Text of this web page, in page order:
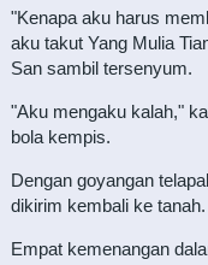
"Kenapa aku harus
aku takut Yang Mulia
San sambil tersenyum.
"Aku mengaku kalah,"
bola kempis.
Dengan goyangan
dikirim kembali ke
Empat kemenangan